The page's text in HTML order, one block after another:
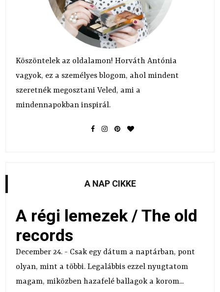
Köszöntelek az oldalamon! Horváth Antónia
vagyok, ez a személyes blogom, ahol mindent
szeretnék megosztani Veled, ami a
mindennapokban inspirál.
A NAP CIKKE
A régi lemezek / The old
records
December 24. - Csak egy dátum a naptárban, pont
olyan, mint a többi. Legalábbis ezzel nyugtatom
magam, miközben hazafelé ballagok a korom...